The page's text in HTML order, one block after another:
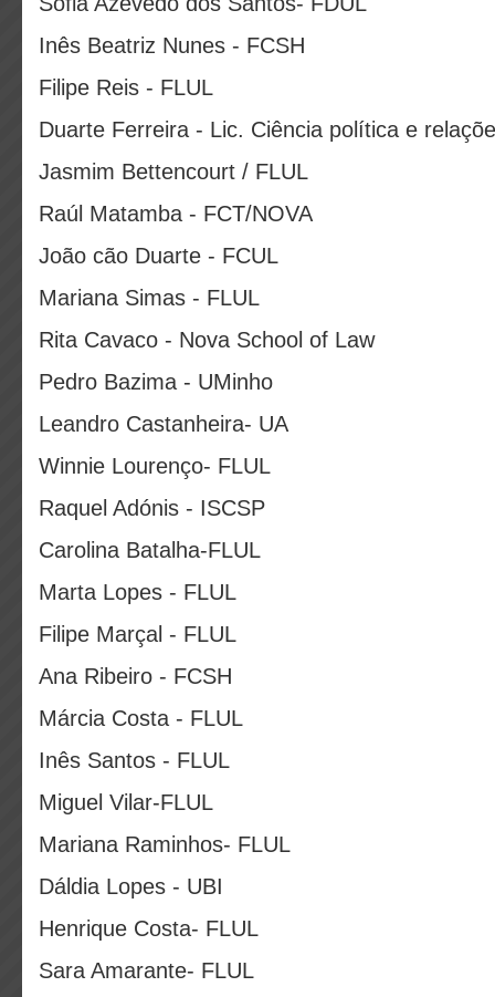
Inês Beatriz Nunes - FCSH
Filipe Reis - FLUL
Duarte Ferreira - Lic. Ciência política e
Jasmim Bettencourt / FLUL
Raúl Matamba - FCT/NOVA
João cão Duarte - FCUL
Mariana Simas - FLUL
Rita Cavaco - Nova School of Law
Pedro Bazima - UMinho
Leandro Castanheira- UA
Winnie Lourenço- FLUL
Raquel Adónis - ISCSP
Carolina Batalha-FLUL
Marta Lopes - FLUL
Filipe Marçal - FLUL
Ana Ribeiro - FCSH
Márcia Costa - FLUL
Inês Santos - FLUL
Miguel Vilar-FLUL
Mariana Raminhos- FLUL
Dáldia Lopes - UBI
Henrique Costa- FLUL
Sara Amarante- FLUL